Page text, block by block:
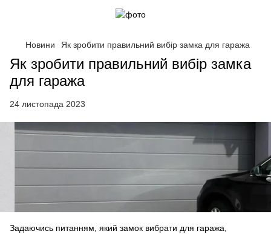
Новини Як зробити правильний вибір замка для гаража
Як зробити правильний вибір замка
для гаража
24 листопада 2023
Задаючись питанням, який замок вибрати для гаража,